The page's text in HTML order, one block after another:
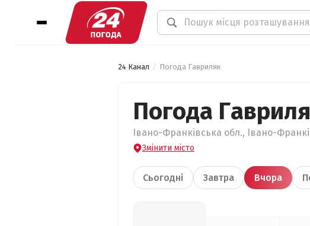
24 Канал Погода Гавриляк
Погода
Івано-Франківська обл., Івано-
Змінити місто
Сьогодні Завтра Вчора